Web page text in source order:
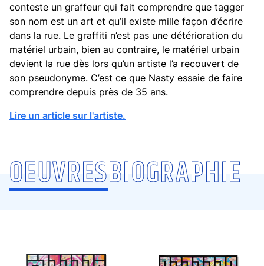
conteste un graffeur qui fait comprendre que tagger
son nom est un art et qu’il existe mille façon d’écrire
dans la rue. Le graffiti n’est pas une détérioration du
matériel urbain, bien au contraire, le matériel urbain
devient la rue dès lors qu’un artiste l’a recouvert de
son pseudonyme. C’est ce que Nasty essaie de faire
comprendre depuis près de 35 ans.
Lire un article sur l'artiste.
OEUVRES
NASTY
BIOGRAPHIE